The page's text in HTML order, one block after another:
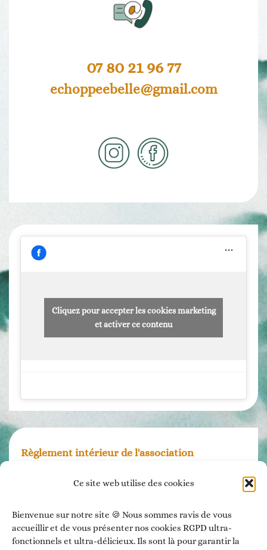
Ce site web utilise des cookies
Bienvenue sur notre site 🍪 Nous sommes ravis de vous
accueillir et de vous présenter nos cookies RGPD ultra-
fonctionnels et ultra-délicieux. Ils sont là pour garantir la
07 80 21 96 77
echoppeebelle@gmail.com
Cliquez pour accepter les cookies marketing
et activer ce contenu
Règlement intérieur de l'association
Politique de confidentialité